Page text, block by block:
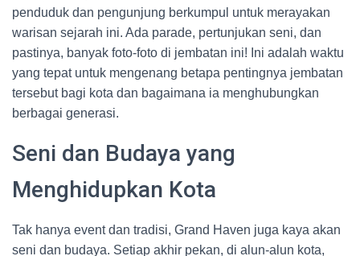
penduduk dan pengunjung berkumpul untuk merayakan
warisan sejarah ini. Ada parade, pertunjukan seni, dan
pastinya, banyak foto-foto di jembatan ini! Ini adalah waktu
yang tepat untuk mengenang betapa pentingnya jembatan
tersebut bagi kota dan bagaimana ia menghubungkan
berbagai generasi.
Seni dan Budaya yang
Menghidupkan Kota
Tak hanya event dan tradisi, Grand Haven juga kaya akan
seni dan budaya. Setiap akhir pekan, di alun-alun kota,